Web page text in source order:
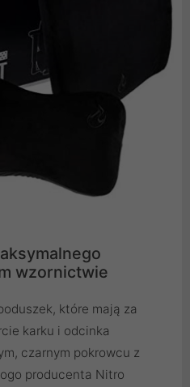
wzornictwie
które mają za
karku i odcinka
czarnym pokrowcu z
producenta Nitro